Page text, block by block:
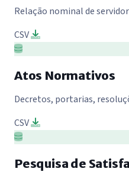
Relação nominal de
CSV
Atos Normativos
Decretos, portarias,
CSV
Pesquisa de